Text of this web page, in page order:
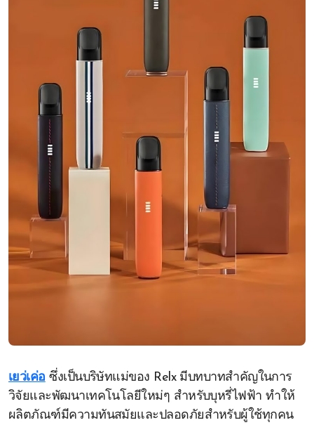
เยว่เค่อ ซึ่งเป็นบริษัทแม่ของ Relx มีบทบาทสำคัญในการ
วิจัยและพัฒนาเทคโนโลยีใหม่ๆ สำหรับบุหรี่ไฟฟ้า ทำให้
ผลิตภัณฑ์มีความทันสมัยและปลอดภัยสำหรับผู้ใช้ทุกคน